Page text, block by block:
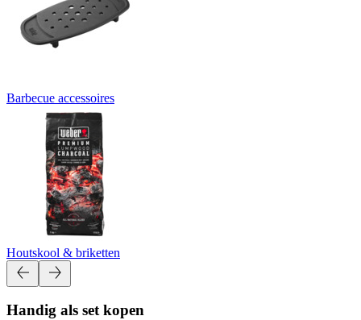
Barbecue accessoires
Houtskool & briketten
Handig als set kopen